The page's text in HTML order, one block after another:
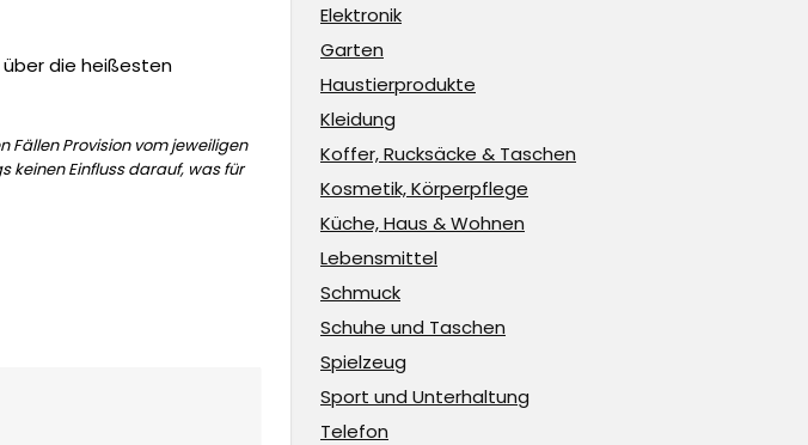
die heißesten
Fällen Provision vom jeweiligen
keinen Einfluss darauf, was für
Elektronik
Garten
Haustierprodukte
Kleidung
Koffer, Rucksäcke & Taschen
Kosmetik, Körperpflege
Küche, Haus & Wohnen
Lebensmittel
Schmuck
Schuhe und Taschen
Spielzeug
Sport und Unterhaltung
Telefon